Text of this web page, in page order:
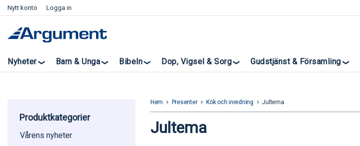
Nytt konto Logga in
Nyheter Barn & Unga Bibeln Dop, Vigsel & Sorg Gudstjänst & Församling
Hem keyboard_arrow_right Presenter keyboard_arrow_right Kök och inredning keyboard_arrow_right Jultema
Jultema
Produktkategorier
Vårens nyheter